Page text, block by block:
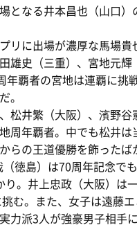
となる井本昌也（山口
リに出場が濃厚な馬場
雄史（三重）、宮地元
年覇者の宮地は連覇に挑
。
松井繁（大阪）、濱野
周年覇者。中でも松井は
らの王道優勝を飾ったば
（徳島）は70周年記念で
り。井上忠政（大阪）は
む。また、女子は遠藤
力派3人が強豪男子相手に